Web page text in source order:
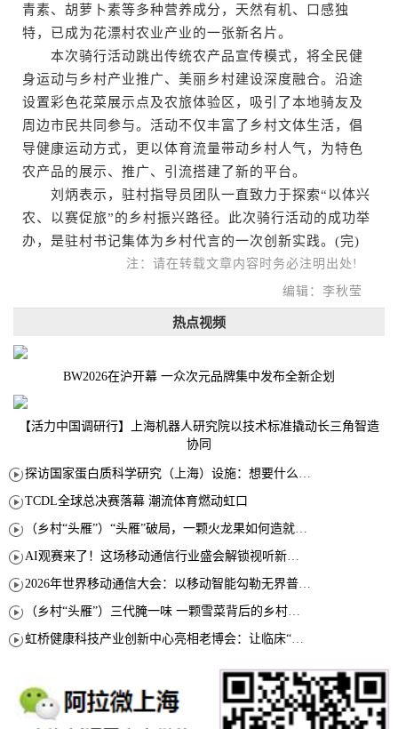
青素、胡萝卜素等多种营养成分，天然有机、口感独
特，已成为花漂村农业产业的一张新名片。
本次骑行活动跳出传统农产品宣传模式，将全民健
身运动与乡村产业推广、美丽乡村建设深度融合。沿途
设置彩色花菜展示点及农旅体验区，吸引了本地骑友及
周边市民共同参与。活动不仅丰富了乡村文体生活，倡
导健康运动方式，更以体育流量带动乡村人气，为特色
农产品的展示、推广、引流搭建了新的平台。
刘炳表示，驻村指导员团队一直致力于探索“以体兴
农、以赛促旅”的乡村振兴路径。此次骑行活动的成功举
办，是驻村书记集体为乡村代言的一次创新实践。(完)
注：请在转载文章内容时务必注明出处!
编辑：李秋莹
热点视频
BW2026在沪开幕 一众次元品牌集中发布全新企划
【活力中国调研行】上海机器人研究院以技术标准撬动长三角智造
协同
探访国家蛋白质科学研究（上海）设施：想要什么蛋白 AI直接设计合成
TCDL全球总决赛落幕 潮流体育燃动虹口
（乡村“头雁”）“头雁”破局，一颗火龙果如何造就沪上乡村特色产业化路径
AI观赛来了！这场移动通信行业盛会解锁视听新玩法
2026年世界移动通信大会：以移动智能勾勒无界普惠新愿景
（乡村“头雁”）三代腌一味 一颗雪菜背后的乡村致富经
虹桥健康科技产业创新中心亮相老博会：让临床“需求”定义银发经济新生态